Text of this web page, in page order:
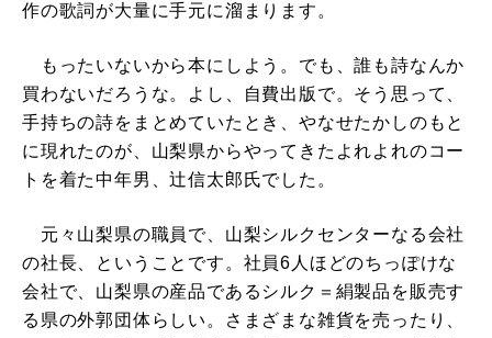
作の歌詞が大量に手元に溜まります。
もったいないから本にしよう。でも、誰も詩なんか
買わないだろうな。よし、自費出版で。そう思って、
手持ちの詩をまとめていたとき、やなせたかしのもと
に現れたのが、山梨県からやってきたよれよれのコー
トを着た中年男、辻信太郎氏でした。
元々山梨県の職員で、山梨シルクセンターなる会社
の社長、ということです。社員6人ほどのちっぽけな
会社で、山梨県の産品であるシルク＝絹製品を販売す
る県の外郭団体らしい。さまざまな雑貨を売ったり、